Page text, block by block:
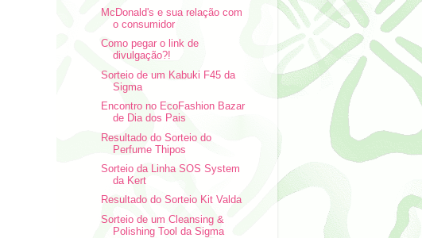
McDonald's e sua relação com
o consumidor
Como pegar o link de
divulgação?!
Sorteio de um Kabuki F45 da
Sigma
Encontro no EcoFashion Bazar
de Dia dos Pais
Resultado do Sorteio do
Perfume Thipos
Sorteio da Linha SOS System
da Kert
Resultado do Sorteio Kit Valda
Sorteio de um Cleansing &
Polishing Tool da Sigma